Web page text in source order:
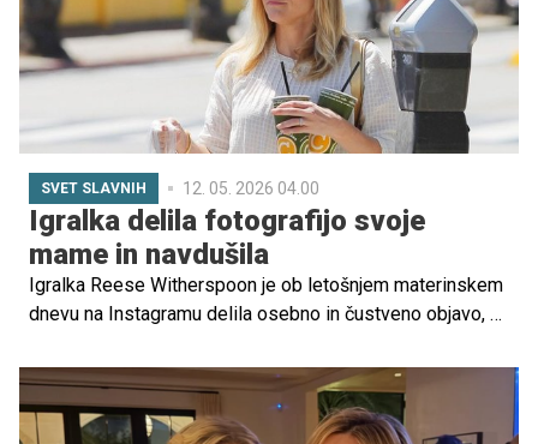
SVET SLAVNIH 12. 05. 2026 04.00
Igralka delila fotografijo svoje
mame in navdušila
Igralka Reese Witherspoon je ob letošnjem materinskem
dnevu na Instagramu delila osebno in čustveno objavo, ki
svetu. V objavi je izrazila hvaležnost ženskam, ki so
oblikovale njeno življenje, hkrati pa se je dotaknila tudi
svoje lastne vloge matere.